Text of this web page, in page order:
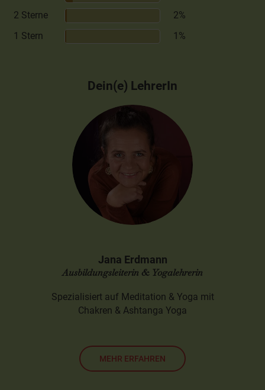
2 Sterne
2%
1 Stern
1%
Dein(e) LehrerIn
Jana Erdmann
Ausbildungsleiterin & Yogalehrerin
Spezialisiert auf Meditation & Yoga mit
Chakren & Ashtanga Yoga
MEHR ERFAHREN